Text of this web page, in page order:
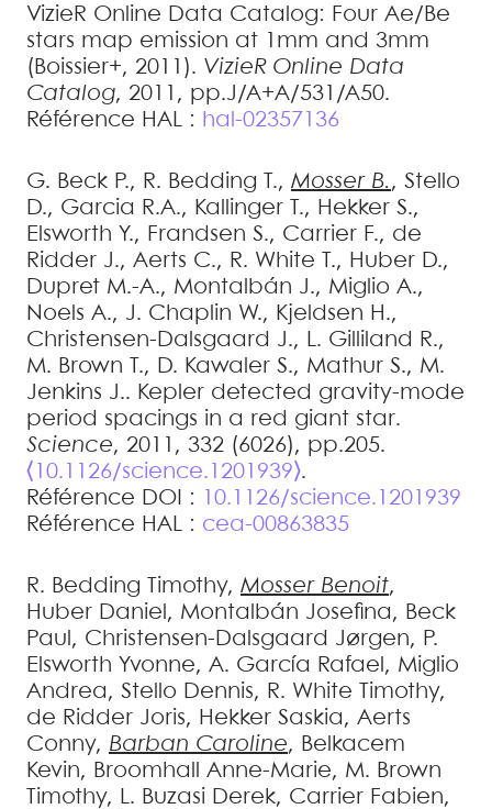
VizieR Online Data Catalog: Four Ae/Be
stars map emission at 1mm and 3mm
(Boissier+, 2011). VizieR Online Data
Catalog, 2011, pp.J/A+A/531/A50.
Référence HAL : hal-02357136
G. Beck P., R. Bedding T., Mosser B., Stello
D., Garcia R.A., Kallinger T., Hekker S.,
Elsworth Y., Frandsen S., Carrier F., de
Ridder J., Aerts C., R. White T., Huber D.,
Dupret M.-A., Montalbán J., Miglio A.,
Noels A., J. Chaplin W., Kjeldsen H.,
Christensen-Dalsgaard J., L. Gilliland R.,
M. Brown
T., D. Kawaler S., Mathur S., M.
Jenkins J.. Kepler detected gravity-mode
period spacings in a red giant star.
Science, 2011, 332 (6026), pp.205.
⟨10.1126/science.1201939⟩.
Référence DOI :
10.1126/science.1201939
Référence HAL : cea-00863835
R. Bedding Timothy, Mosser Benoit,
Huber Daniel , Montalbán Josefina, Beck
Paul , Christensen-Dalsgaard Jørgen, P.
Elsworth Yvonne, A. García Rafael , Miglio
Andrea, Stello Dennis, R. White Timothy,
de Ridder Joris, Hekker Saskia, Aerts
Conny, Barban Caroline, Belkacem
Kevin, Broomhall Anne-Marie, M. Brown
Timothy, L. Buzasi Derek, Carrier Fabien,